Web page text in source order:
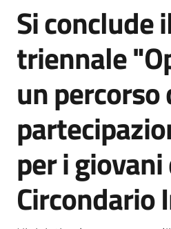
Servizi
Vivere
5x1000
Servizi
Salta al contenuto
Si conclude
triennale
un percorso
per i
Circondario